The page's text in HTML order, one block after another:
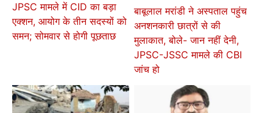
JPSC मामले में CID का बड़ा
एक्शन, आयोग के तीन सदस्यों को
समन; सोमवार से होगी पूछताछ
बाबूलाल मरांडी ने अस्पताल पहुंच
अनशनकारी छात्रों से की
मुलाकात, बोले- जान नहीं देनी,
JPSC-JSSC मामले की CBI
जांच हो